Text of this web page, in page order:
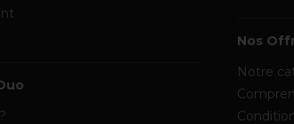
Nos
Notre